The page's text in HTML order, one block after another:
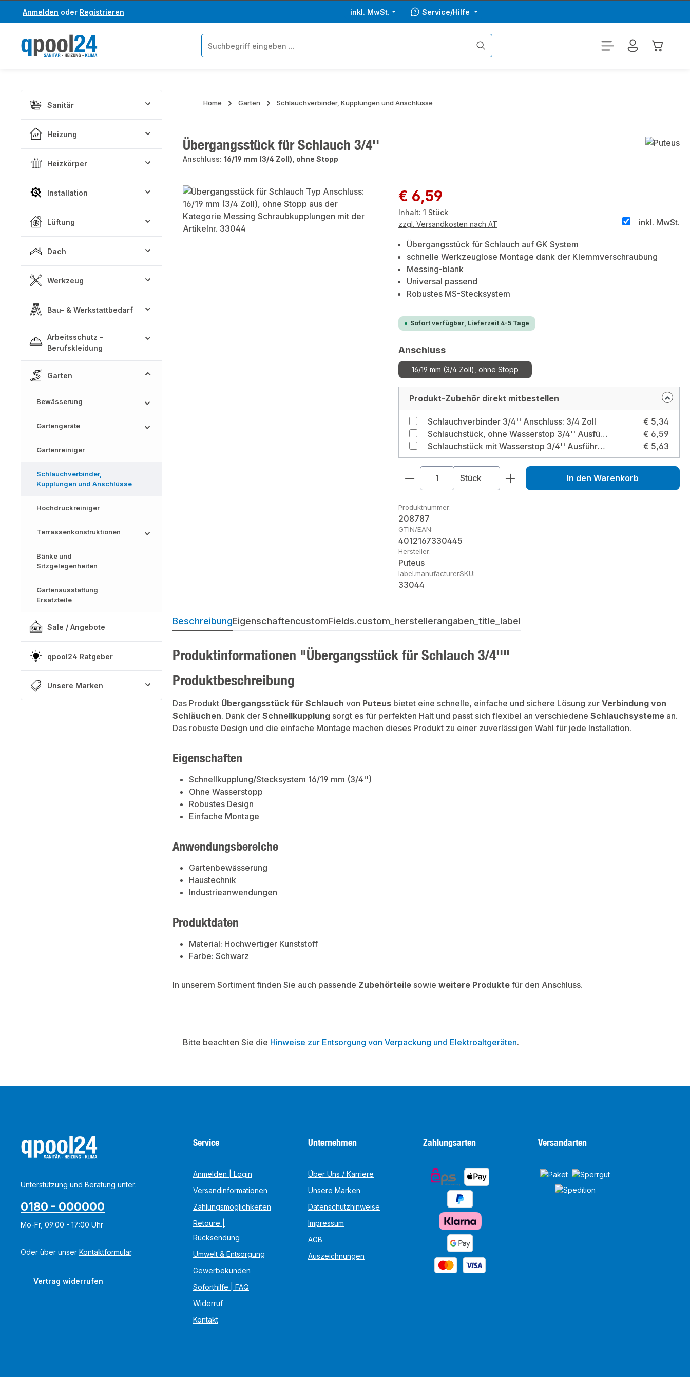
Hauptinhalt springen
Zur Suche springen
Anmelden oder Registrieren inkl. MwSt. Service/Hilfe
Sanitär
Heizung
Heizkörper
Installation
Lüftung
Dach
Werkzeug
Bau- & Werkstattbedarf
Arbeitsschutz -
Berufskleidung
Garten
Bewässerung
Gartengeräte
Gartenreiniger
Schlauchverbinder,
Kupplungen und Anschlüsse
Hochdruckreiniger
Terrassenkonstruktionen
Bänke und
Sitzgelegenheiten
Gartenausstattung
Ersatzteile
Sale / Angebote
qpool24 Ratgeber
Unsere Marken
Home Garten Schlauchverbinder, Kupplungen und Anschlüsse
Übergangsstück für Schlauch 3/4''
Anschluss: 16/19 mm (3/4 Zoll), ohne Stopp
Bildergalerie überspringen Regulärer Preis:
€ 6,59
Inhalt: 1 Stück
inkl. MwSt.
zzgl. Versandkosten nach AT
Übergangsstück für Schlauch auf GK System
schnelle Werkzeuglose Montage dank der Klemmverschraubung
Messing-blank
Universal passend
Robustes MS-Stecksystem
Sofort verfügbar, Lieferzeit 4-5 Tage
Anschlussauswählen
16/19 mm (3/4 Zoll), ohne Stopp
Produkt-Zubehör direkt mitbestellen
Schlauchverbinder 3/4'' Anschluss: 3/4 Zoll
€ 5,34
Schlauchstück, ohne Wasserstop 3/4'' Ausführung: ohne Wasserstop 3/4 Zoll
€ 6,59
Schlauchstück mit Wasserstop 3/4'' Ausführung: mit Wasserstop 3/4 Zoll
€ 5,63
Produkt Anzahl: Gib den gewünschten Wert
Stück In den Warenkorb
Produktnummer:
208787
GTIN/EAN:
4012167330445
Hersteller:
Puteus
label.manufacturerSKU:
33044
BeschreibungEigenschaftencustomFields.custom_herstellerangaben_title_label
Produktinformationen "Übergangsstück für Schlauch 3/4''"
Produktbeschreibung
Das Produkt Übergangsstück für Schlauch von Puteus bietet eine schnelle, einfache und sichere Lösung zur Verbindung von
Schläuchen. Dank der Schnellkupplung sorgt es für perfekten Halt und passt sich flexibel an verschiedene Schlauchsysteme an.
Das robuste Design und die einfache Montage machen dieses Produkt zu einer zuverlässigen Wahl für jede Installation.
Eigenschaften
Schnellkupplung/Stecksystem 16/19 mm (3/4'')
Ohne Wasserstopp
Robustes Design
Einfache Montage
Anwendungsbereiche
Gartenbewässerung
Haustechnik
Industrieanwendungen
Produktdaten
Material: Hochwertiger Kunststoff
Farbe: Schwarz
In unserem Sortiment finden Sie auch passende Zubehörteile sowie weitere Produkte für den Anschluss.
Bitte beachten Sie die Hinweise zur Entsorgung von Verpackung und Elektroaltgeräten.
Unterstützung und Beratung unter:
0180 - 000000
Mo-Fr, 09:00 - 17:00 Uhr
Oder über unser Kontaktformular.
Vertrag widerrufen
Service
Anmelden | Login
Versandinformationen
Zahlungsmöglichkeiten
Retoure |
Rücksendung
Umwelt & Entsorgung
Gewerbekunden
Soforthilfe | FAQ
Widerruf
Kontakt
Unternehmen
Über Uns / Karriere
Unsere Marken
Datenschutzhinweise
Impressum
AGB
Auszeichnungen
Zahlungsarten Versandarten